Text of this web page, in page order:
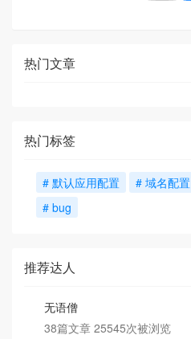
热门文章
热门标签
# 默认应用配置 # 域名配置
# bug
推荐达人
无语僧
38篇文章 25545次被浏览